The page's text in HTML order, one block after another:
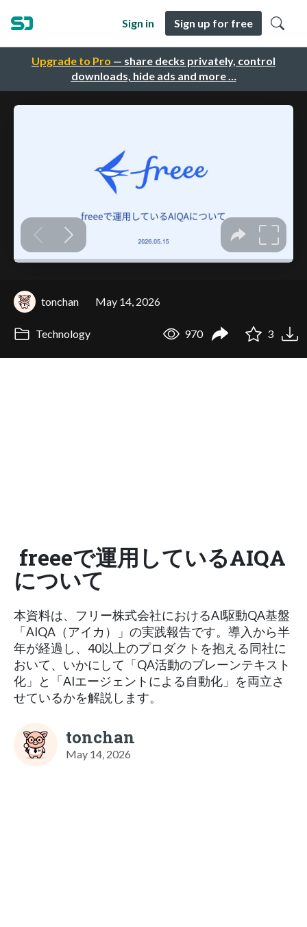
Upgrade to Pro — share decks privately, control
downloads, hide ads and more …
Sign in Sign up for free
tonchan May 14, 2026
Technology 970 3
freeeで運用しているAIQA
について
本資料は、フリー株式会社におけるAI駆動QA基盤
「AIQA（アイカ）」の実践報告です。導入から半
年が経過し、40以上のプロダクトを抱える同社に
おいて、いかにして「QA活動のプレーンテキスト
化」と「AIエージェントによる自動化」を両立さ
せているかを解説します。
tonchan
May 14, 2026